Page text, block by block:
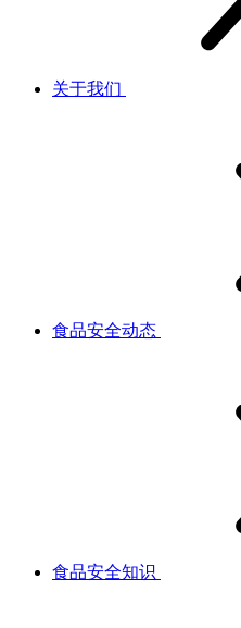
关于我们
食品安全动态
食品安全知识